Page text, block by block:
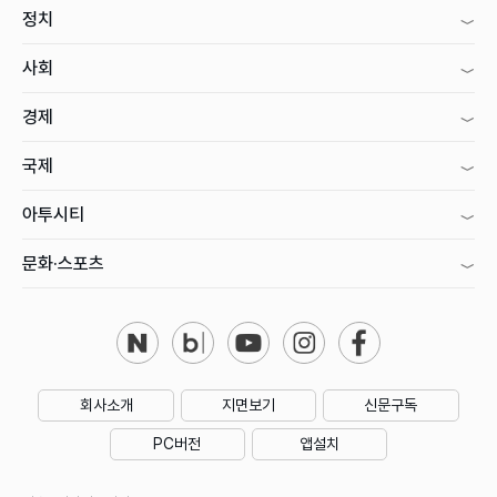
정치
사회
경제
국제
아투시티
문화·스포츠
회사소개 지면보기 신문구독
PC버전 앱설치